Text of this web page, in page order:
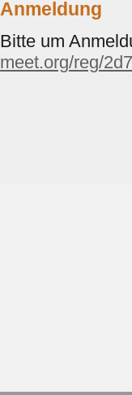
Anmeldung
Bitte um
meet.org/reg/